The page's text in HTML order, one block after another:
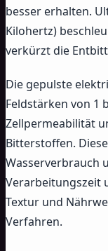
besser erhalten.
Kilohertz)
verkürzt die
Die gepulste
Feldstärken von 1
Zellpermeabilität
Bitterstoffen.
Wasserverbrauch
Verarbeitungszeit
Textur und
Verfahren.